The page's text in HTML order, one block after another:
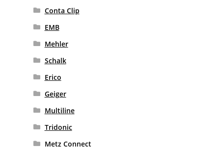
Conta Clip
EMB
Mehler
Schalk
Erico
Geiger
Multiline
Tridonic
Metz Connect